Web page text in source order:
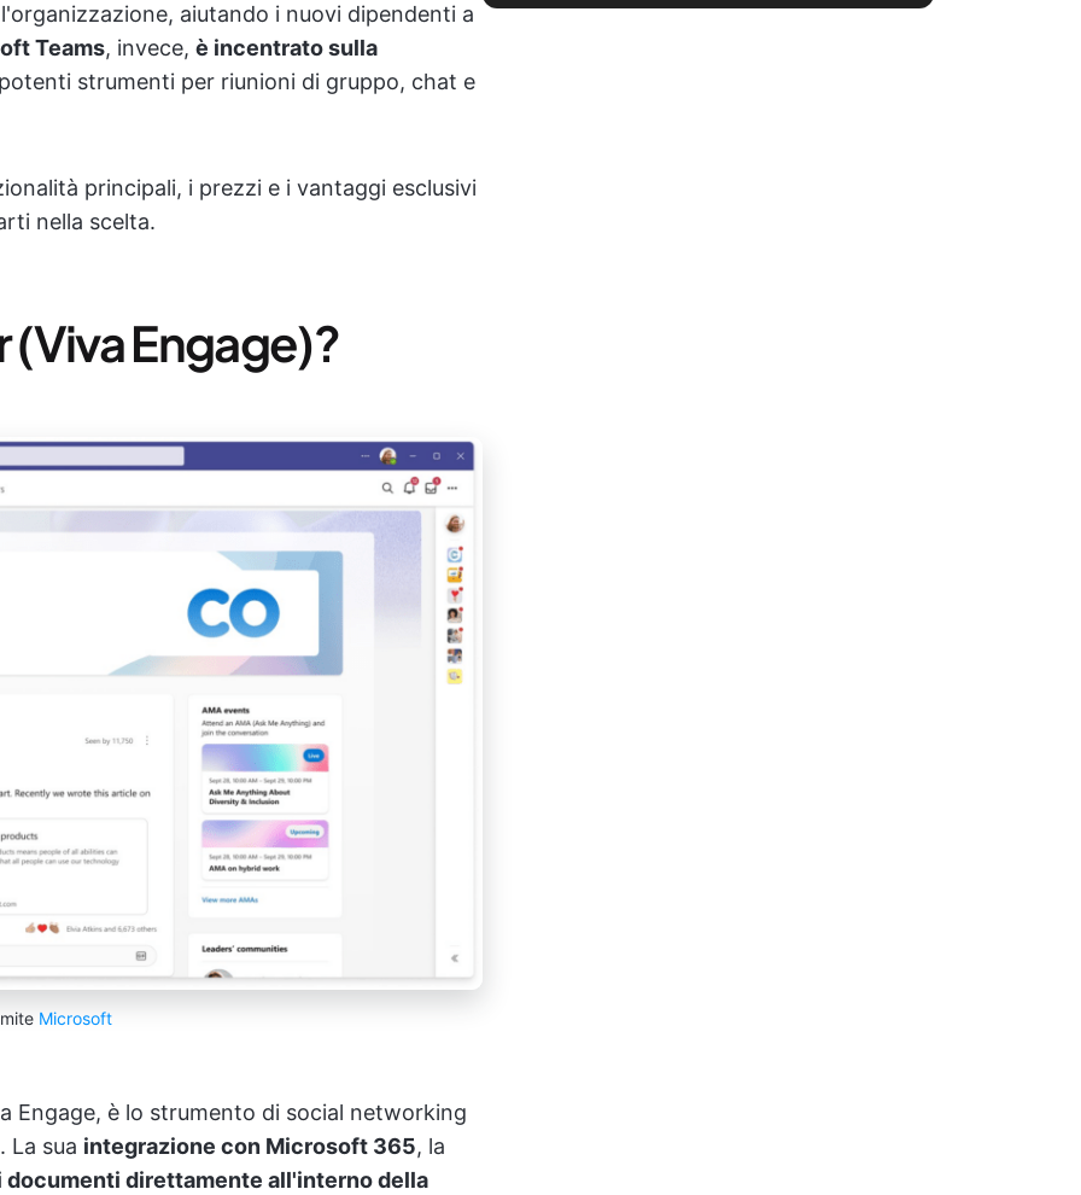
aiutando i nuovi dipendenti a
Teams, invece, è incentrato sulla
strumenti per riunioni di gruppo, chat e
principali, i prezzi e i vantaggi esclusivi
nella scelta.
Engage)?
Microsoft
Engage, è lo strumento di social networking
La sua integrazione con Microsoft 365, la
direttamente all'interno della